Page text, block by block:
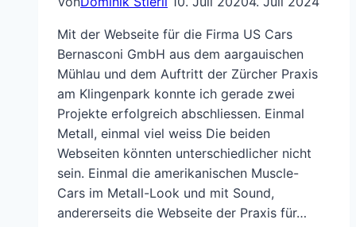
Mit der Webseite für die Firma US Cars
Bernasconi GmbH aus dem aargauischen
Mühlau und dem Auftritt der Zürcher Praxis
am Klingenpark konnte ich gerade zwei
Projekte erfolgreich abschliessen. Einmal
Metall, einmal viel weiss Die beiden
Webseiten könnten unterschiedlicher nicht
sein. Einmal die amerikanischen Muscle-
Cars im Metall-Look und mit Sound,
andererseits die Webseite der Praxis für…